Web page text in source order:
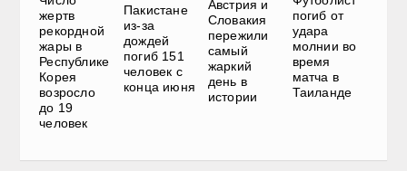
жертв
рекордной
жары в
Республике
Корея
возросло
до 19
человек
Пакистане
из-за
дождей
погиб 151
человек с
конца июня
Австрия и
Словакия
пережили
самый
жаркий
день в
истории
погиб от
удара
молнии во
время
матча в
Таиланде